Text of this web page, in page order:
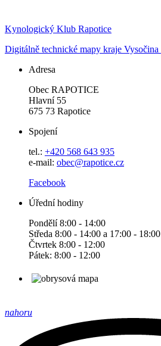
Kynologický Klub Rapotice
Digitálně technické mapy kraje Vysočina
Adresa
Obec RAPOTICE
Hlavní 55
675 73 Rapotice
Spojení
tel.: +420 568 643 935
e-mail: obec@rapotice.cz
Facebook
Úřední hodiny
Pondělí 8:00 - 14:00
Středa 8:00 - 14:00 a 17:00 - 18:00
Čtvrtek 8:00 - 12:00
Pátek: 8:00 - 12:00
nahoru